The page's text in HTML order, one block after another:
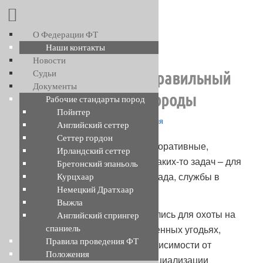
Перейти
основному
содержимому
Федерация Филд Трайла
Мнение редакции: Правильный
выбор охотничьей породы
Опубликовано 19.01.2019 Псарня
Все породы собак, включая декоративные,
создавались для выполнения каких-то задач – для
охраны территории, пастьбы стада, службы в
качестве модного аксессуара.
Охотничьи породы формировались для охоты на
определенную дичь, в определенных угодьях,
определенным способом. В зависимости от
выполняемой функции или специализации
О Федерации ФТ
Наши контакты
Новости
Судьи
Документы
Рабочие стандарты пород
Пойнтер
Английский сеттер
Сеттер гордон
Ирландский сеттер
Бретонский эпаньоль
Курцхаар
Немецкий Дратхаар
Выжла
Английский спрингер
спаниель
Правила проведения ФТ
Положения